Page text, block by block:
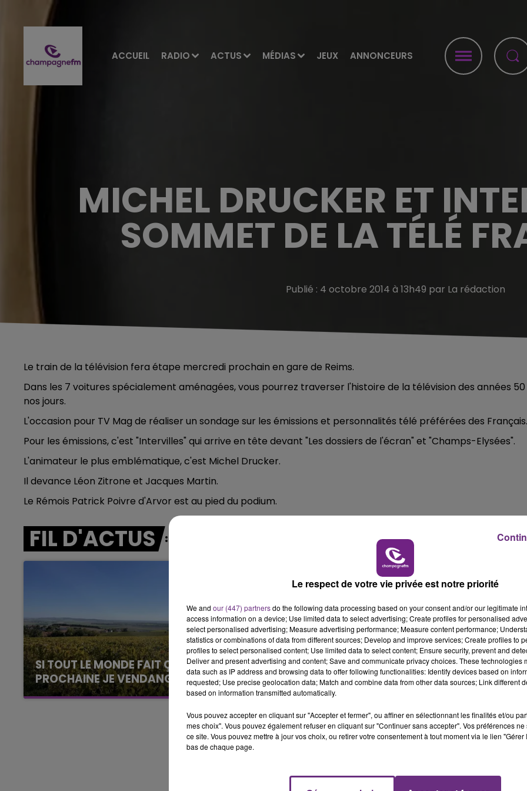
ACCUEIL RADIO ACTUS MÉDIAS JEUX ANNONCEURS
6h00 - 10h00
LA FAMILLE LE TICKET DE CAISSE
MICHEL DRUCKER ET
SOMMET DE LA TÉLÉ
Publié : 4 octobre 2014 à 13h49 par La rédaction
Le train de la télévision fera étape mercredi prochain en gare de Reims.
Dans les 7 voitures spécialement aménagées, vous pourrez traverser l'histoire de la télévision des années 50
nos jours.
L'occasion pour TV Mag de réaliser un sondage sur les émissions et personnalités télé préférées des Français.
Pour les émissions, c'est "Intervilles" qui arrive en tête devant "Les dossiers de l'écran" et "Champs-Elysées".
L'animateur le plus emblématique, c'est Michel Drucker.
Il devance Léon Zitrone et Jacques Martin.
Le Rémois Patrick Poivre d'Arvor est au pied du podium.
FIL D'ACTUS
SI TOUT LE MONDE FAIT ÇA, MOI L'ANNÉE
PROCHAINE JE VENDANGE EN...
La vendange en Champagne a débuté ce jeudi
L'INSPECTION DU TRAVAIL RAPPELLE À
L'ORDRE SUR LES CONDITIONS DE...
Alors que les dates de début des vendange
l'inspection du Travail en profite pour rappeler
les conditions de...
Le respect de votre vie privée est notre priorité
We and our (447) partnersdo the following data processing based on your consent and/or our legitimate
access information on a device; Use limited data to select advertising; Create profiles for personalised
select personalised advertising; Measure advertising performance; Measure content performance;
statistics or combinations of data from different sources; Develop and improve services; Create profiles to
profiles to select personalised content; Use limited data to select content; Ensure security, prevent and
Deliver and present advertising and content; Save and communicate privacy choices. These technologies
data such as IP address and browsing data to offer following functionalities: Identify devices based on
requested; Use precise geolocation data; Match and combine data from other data sources; Link different
based on information transmitted automatically.
Vous pouvez accepter en cliquant sur "Accepter et fermer", ou affiner en sélectionnant les finalités et/ou
mes choix". Vous pouvez également refuser en cliquant sur "Continuer sans accepter". Vos préférences
ce site. Vous pouvez mettre à jour vos choix, ou retirer votre consentement à tout moment via le lien
bas de chaque page.